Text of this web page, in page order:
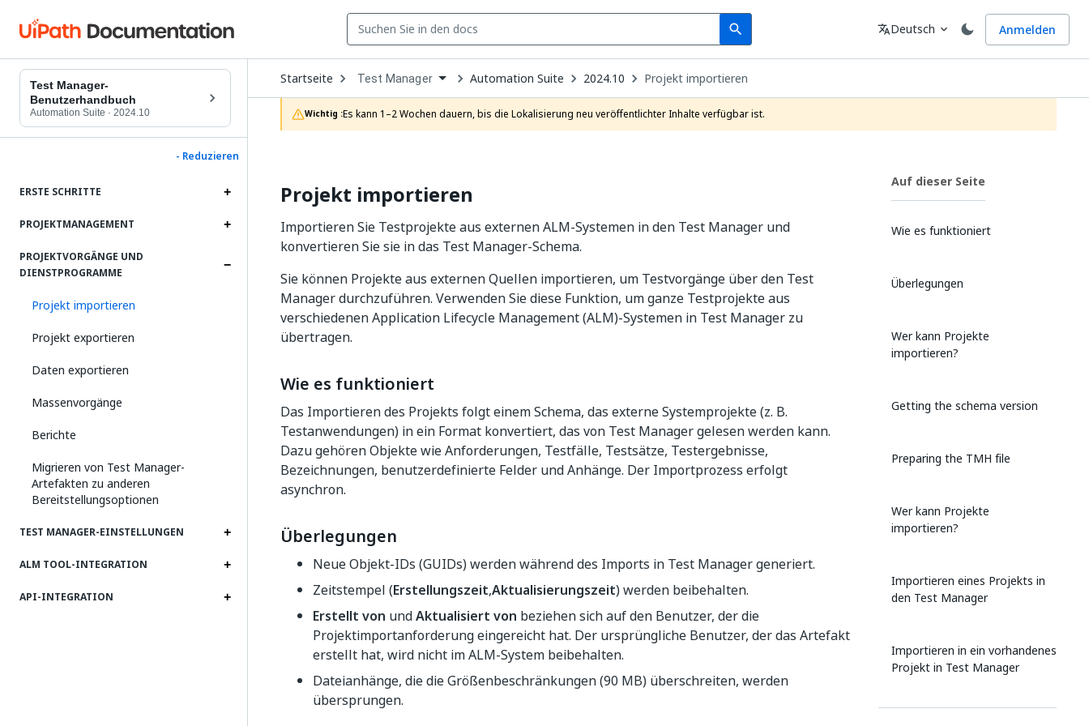
search
Search Sprache
translateDeutsch expand_more Anmelden
Test Manager-
Benutzerhandbuch
Automation Suite · 2024.10
- Reduzieren
ERSTE SCHRITTE
PROJEKTMANAGEMENT
PROJEKTVORGÄNGE UND
DIENSTPROGRAMME
Projekt importieren
Projekt exportieren
Daten exportieren
Massenvorgänge
Berichte
Migrieren von Test Manager-
Artefakten zu anderen
Bereitstellungsoptionen
TEST MANAGER-EINSTELLUNGEN
ALM TOOL-INTEGRATION
API-INTEGRATION
Startseite Open
Dropdown
to
choose
product
Test Manager Automation Suite 2024.10 Projekt importieren
Wichtig :Es kann 1–2 Wochen dauern, bis die Lokalisierung neu veröffentlichter Inhalte verfügbar ist.
Projekt importieren
Importieren Sie Testprojekte aus externen ALM-Systemen in den Test Manager und
konvertieren Sie sie in das Test Manager-Schema.
Sie können Projekte aus externen Quellen importieren, um Testvorgänge über den Test
Manager durchzuführen. Verwenden Sie diese Funktion, um ganze Testprojekte aus
verschiedenen Application Lifecycle Management (ALM)-Systemen in Test Manager zu
übertragen.
Wie es funktioniert
Das Importieren des Projekts folgt einem Schema, das externe Systemprojekte (z. B.
Testanwendungen) in ein Format konvertiert, das von Test Manager gelesen werden kann.
Dazu gehören Objekte wie Anforderungen, Testfälle, Testsätze, Testergebnisse,
Bezeichnungen, benutzerdefinierte Felder und Anhänge. Der Importprozess erfolgt
asynchron.
Überlegungen
Neue Objekt-IDs (GUIDs) werden während des Imports in Test Manager generiert.
Zeitstempel (Erstellungszeit,Aktualisierungszeit) werden beibehalten.
Erstellt von undAktualisiert von beziehen sich auf den Benutzer, der die
Projektimportanforderung eingereicht hat. Der ursprüngliche Benutzer, der das Artefakt
erstellt hat, wird nicht im ALM-System beibehalten.
Dateianhänge, die die Größenbeschränkungen (90 MB) überschreiten, werden
übersprungen.
Auf dieser Seite
Wie es funktioniert
Überlegungen
Wer kann Projekte
importieren?
Getting the schema version
Preparing the TMH file
Wer kann Projekte
importieren?
Importieren eines Projekts in
den Test Manager
Importieren in ein vorhandenes
Projekt in Test Manager